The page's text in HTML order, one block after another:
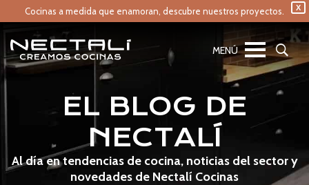
X
Cocinas a medida que enamoran, descubre nuestros proyectos.
EL BLOG DE
NECTALÍ
Al día en tendencias de cocina, noticias del sector y
novedades de Nectalí Cocinas